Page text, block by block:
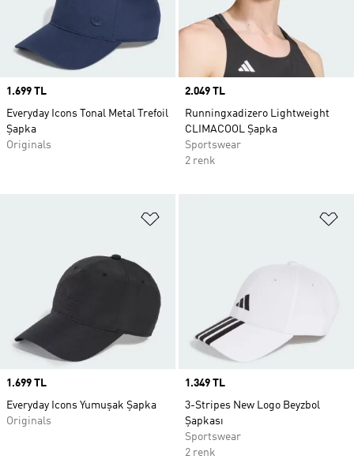
Price
1.699 TL
Everyday Icons Tonal Metal Trefoil
Şapka
Originals
Price
2.049 TL
Runningxadizero Lightweight
CLIMACOOL Şapka
Sportswear
2 renk
Price
1.699 TL
Everyday Icons Yumuşak Şapka
Originals
Price
1.349 TL
3-Stripes New Logo Beyzbol
Şapkası
Sportswear
2 renk